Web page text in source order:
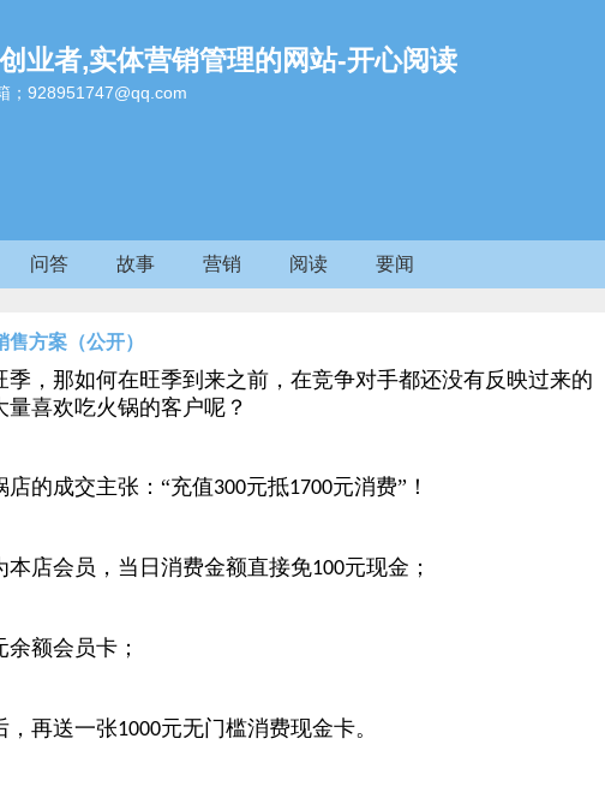
业者,实体营销管理的网站-开心阅读
；928951747@qq.com
问答 故事 营销 阅读 要闻
方案（公开）
季，那如何在旺季到来之前，在竞争对手都还没有反映过来的
喜欢吃火锅的客户呢？
店的成交主张：“充值300元抵1700元消费”！
本店会员，当日消费金额直接免100元现金；
余额会员卡；
，再送一张1000元无门槛消费现金卡。